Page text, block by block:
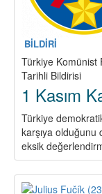
BİLDİRİ
Türkiye Komünist
Tarihli Bildirisi
1 Kasım
Türkiye
karşıya olduğunu
eksik